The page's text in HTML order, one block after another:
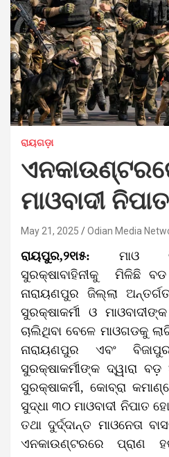
ରାୟଗଡ଼ା
ମାଓବାଦୀ ନିପାତ
May 21, 2025 Odian Media
ରାୟପୁର,୨୧ା୫: ମାଓ
ସୁରକ୍ଷାବାହିନୀକୁ ମିଳିଛି
ନାରାୟଣପୁର ଜିଲ୍ଲା
ସୁରକ୍ଷାକର୍ମୀ ଓ
ଚାଲିଥିବା ବେଳେ ମାଓଗଡକୁ
ନାରାୟଣପୁର ଏବଂ
ସୁରକ୍ଷାକର୍ମୀଙ୍କ ଦ୍ୱାରା
ସୁରକ୍ଷାକର୍ମୀ, କୋବ୍ରା
ସୁଦ୍ଧା ୩୦ ମାଓବାଦୀ ନିପାତ
ତଥା ଦୁର୍ଦ୍ଦାନ୍ତ ମାଓନେତା
ଏନକାଉଣ୍ଟରରେ ପ୍ରାଣ